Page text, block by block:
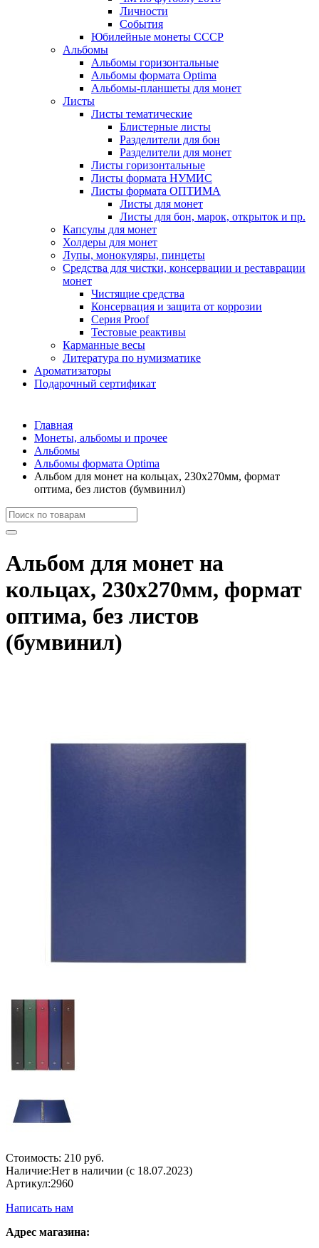
Личности
События
Юбилейные монеты СССР
Альбомы
Альбомы горизонтальные
Альбомы формата Optima
Альбомы-планшеты для монет
Листы
Листы тематические
Блистерные листы
Разделители для бон
Разделители для монет
Листы горизонтальные
Листы формата НУМИС
Листы формата ОПТИМА
Листы для монет
Листы для бон, марок, открыток и пр.
Капсулы для монет
Холдеры для монет
Лупы, монокуляры, пинцеты
Средства для чистки, консервации и реставрации
монет
Чистящие средства
Консервация и защита от коррозии
Серия Proof
Тестовые реактивы
Карманные весы
Литература по нумизматике
Ароматизаторы
Подарочный сертификат
Главная
Монеты, альбомы и прочее
Альбомы
Альбомы формата Optima
Альбом для монет на кольцах, 230х270мм, формат
оптима, без листов (бумвинил)
Альбом для монет на
кольцах, 230х270мм, формат
оптима, без листов
(бумвинил)
Стоимость: 210 руб.
Наличие:Нет в наличии (с 18.07.2023)
Артикул:2960
Написать нам
Адрес магазина: